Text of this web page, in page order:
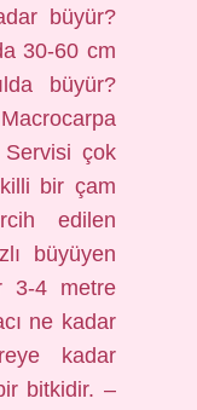
büyür?
30-60 cm
büyür?
çok
bir çam
edilen
büyüyen
3-4 metre
ne kadar
kadar
bitkidir. –